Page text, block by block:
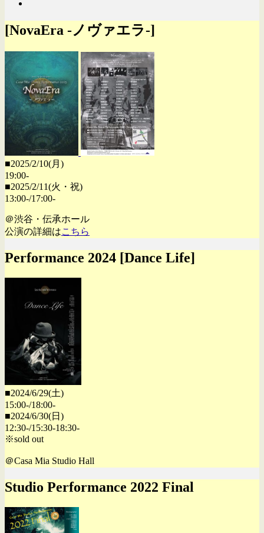
[NovaEra -ノヴァエラ-]
■2025/2/10(月)
19:00-
■2025/2/11(火・祝)
13:00-/17:00-
＠渋谷・伝承ホール
公演の詳細はこちら
Performance 2024 [Dance Life]
■2024/6/29(土)
15:00-/18:00-
■2024/6/30(日)
12:30-/15:30-18:30-
※sold out
＠Casa Mia Studio Hall
Studio Performance 2022 Final